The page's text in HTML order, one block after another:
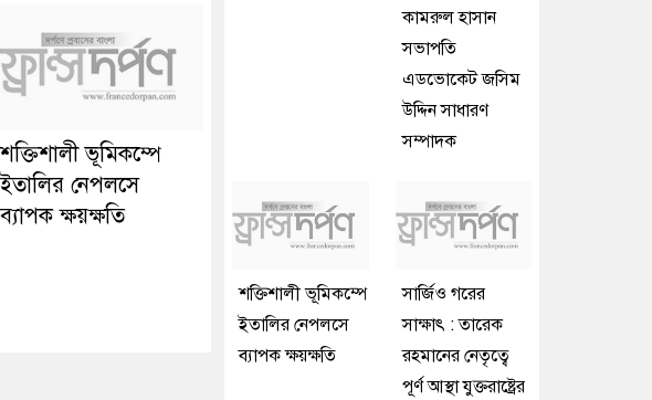
শক্তিশালী ভূমিকম্পে
ইতালির নেপলসে
ব্যাপক ক্ষয়ক্ষতি
কামরুল হাসান
সভাপতি
এডভোকেট জসিম
উদ্দিন সাধারণ
সম্পাদক
শক্তিশালী ভূমিকম্পে
ইতালির নেপলসে
ব্যাপক ক্ষয়ক্ষতি
সার্জিও গরের
সাক্ষাৎ : তারেক
রহমানের নেতৃত্বে
পূর্ণ আস্থা যুক্তরাষ্ট্রের